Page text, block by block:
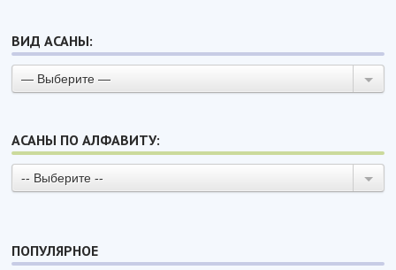
ВИД АСАНЫ:
— Выберите —
АСАНЫ ПО АЛФАВИТУ:
-- Выберите --
ПОПУЛЯРНОЕ